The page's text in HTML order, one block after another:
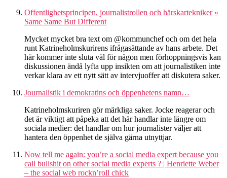
Offentlighetsprincipen, journalistrollen och härskartekniker «
Same Same But Different
Mycket mycket bra text om @kommunchef och om det hela
runt Katrineholmskurirens ifrågasättande av hans arbete. Det
här kommer inte sluta väl för någon men förhoppningsvis kan
diskussionen ändå lyfta upp insikten om att journalistiken inte
verkar klara av ett nytt sätt av intervjuoffer att diskutera saker.
Journalistik i demokratins och öppenhetens namn…
Katrineholmskuriren gör märkliga saker. Jocke reagerar och
det är viktigt att påpeka att det här handlar inte längre om
sociala medier: det handlar om hur journalister väljer att
hantera den öppenhet de själva gärna utnyttjar.
Now tell me again: you’re a social media expert because you
call bullshit on other social media experts ? | Henriette Weber
– the social web rockn’roll chick